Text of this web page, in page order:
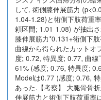
して, 術側膝伸展筋力
1.04-1.28)と術側下肢荷重
頼区間; 1.01-1.08) が抽出
膝伸展筋力*0.131+術側下
曲線から得られたカットオ
度; 0.72, 特異度; 0.77, 曲
61% (感度; 0.76, 特異度;
Modelは0.77 (感度; 0.76,
あった.【考察】 大腿骨骨
伸展筋力と術側下肢荷重率